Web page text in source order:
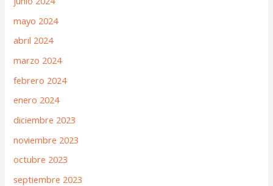
mayo 2024
abril 2024
marzo 2024
febrero 2024
enero 2024
diciembre 2023
noviembre 2023
octubre 2023
septiembre 2023